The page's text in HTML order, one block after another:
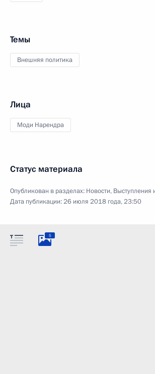
Темы
Внешняя политика
Лица
Моди Нарендра
Статус материала
Опубликован в разделах: Новости, Выступления
Дата публикации:26 июля 2018 года, 23:50
5